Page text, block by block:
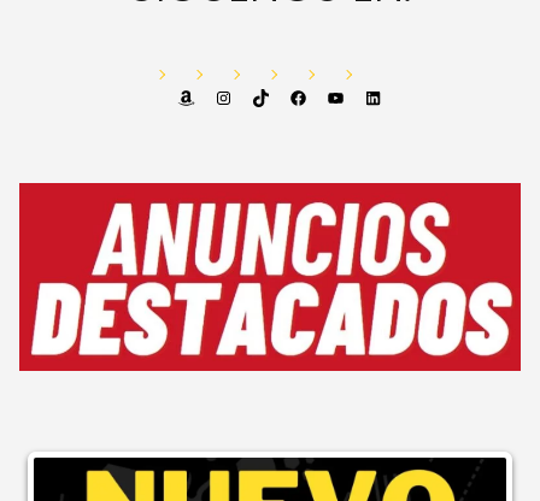
AmazonInstagram
TikTok FacebookYouTube